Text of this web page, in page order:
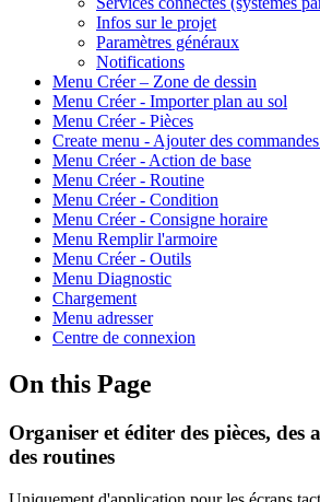
Infos sur le projet
Paramètres généraux
Notifications
Menu Créer – Zone de dessin
Menu Créer - Importer plan au sol
Menu Créer - Pièces
Create menu - Ajouter des
Menu Créer - Action de base
Menu Créer - Routine
Menu Créer - Condition
Menu Créer - Consigne horaire
Menu Remplir l'armoire
Menu Créer - Outils
Menu Diagnostic
Chargement
Menu adresser
Centre de connexion
On this Page
Organiser et éditer des pièces, des
des routines